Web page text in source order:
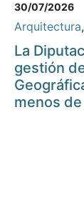
30/07/2026
Arquitectura,
La
gestión
menos